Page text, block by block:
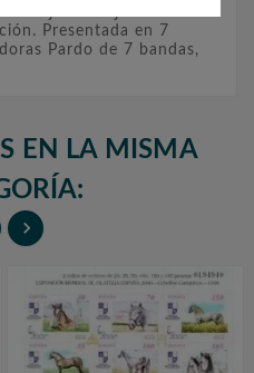
Presentada en 7
Pardo de 7 bandas,
EN LA MISMA
